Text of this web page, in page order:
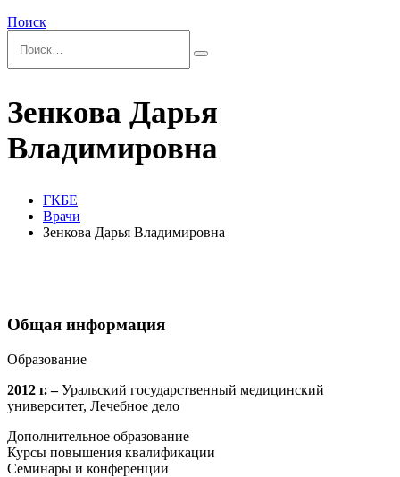
Поиск
Зенкова Дарья
Владимировна
ГКБЕ
Врачи
Зенкова Дарья Владимировна
Общая информация
Образование
2012 г. –Уральский государственный медицинский
университет, Лечебное дело
Дополнительное образование
Курсы повышения квалификации
Семинары и конференции